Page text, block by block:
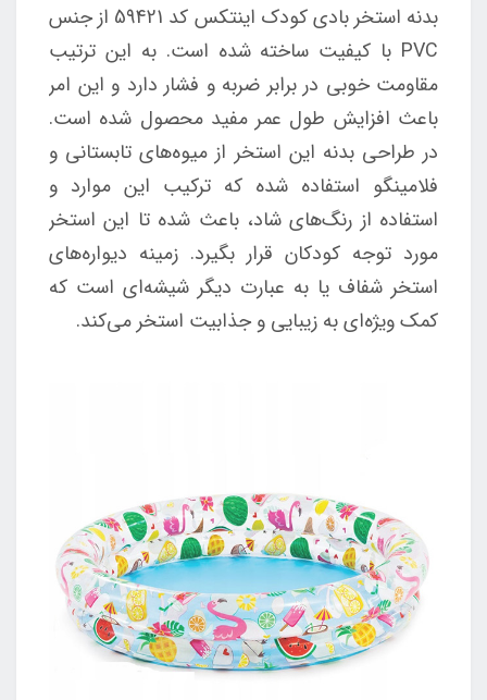
بدنه استخر بادی کودک اینتکس کد 59421 از جنس
PVC با کیفیت ساخته شده است. به این ترتیب
مقاومت خوبی در برابر ضربه و فشار دارد و این امر
باعث افزایش طول عمر مفید محصول شده است.
در طراحی بدنه این استخر از میوه‌های تابستانی و
فلامینگو استفاده شده که ترکیب این موارد و
استفاده از رنگ‌های شاد، باعث شده تا این استخر
مورد توجه کودکان قرار بگیرد. زمینه دیواره‌های
استخر شفاف یا به عبارت دیگر شیشه‌ای است که
کمک ویژه‌ای به زیبایی و جذابیت استخر می‌کند.